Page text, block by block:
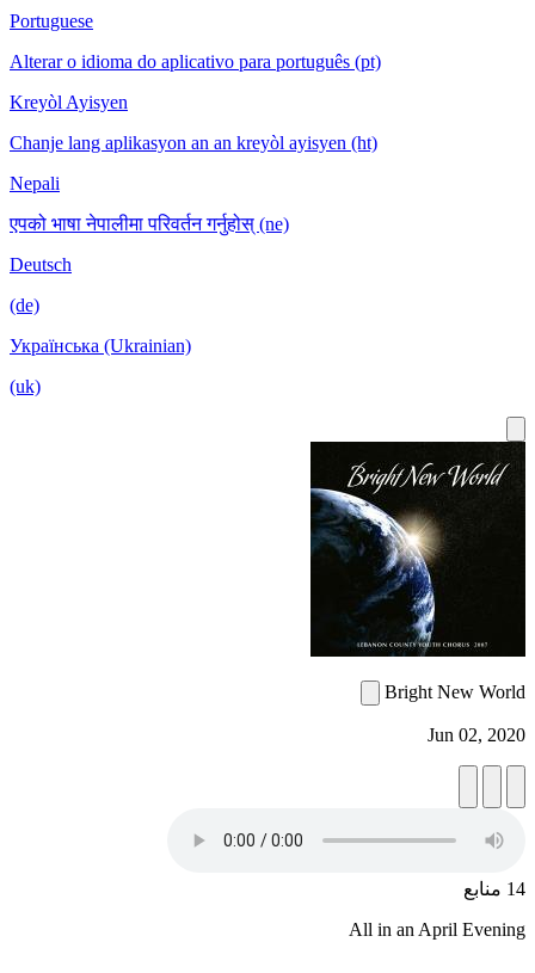
Portuguese
Alterar o idioma do aplicativo para português (pt)
Kreyòl Ayisyen
Chanje lang aplikasyon an an kreyòl ayisyen (ht)
Nepali
एपको भाषा नेपालीमा परिवर्तन गर्नुहोस् (ne)
Deutsch
(de)
Українська (Ukrainian)
(uk)
Bright New World
Jun 02, 2020
14 منابع
All in an April Evening